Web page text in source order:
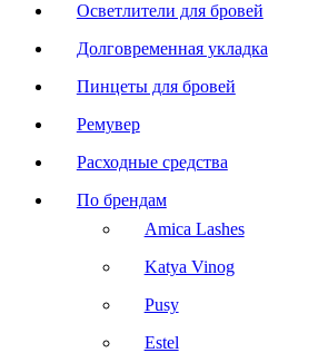
Осветлители для бровей
Долговременная укладка
Пинцеты для бровей
Ремувер
Расходные средства
По брендам
Amica Lashes
Katya Vinog
Pusy
Estel